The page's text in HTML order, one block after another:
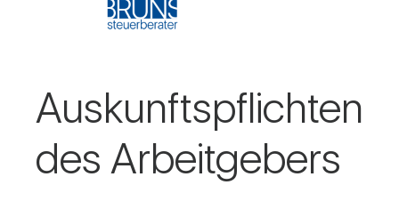
Aus­kunfts­pflichten
des Arbeit­ge­bers